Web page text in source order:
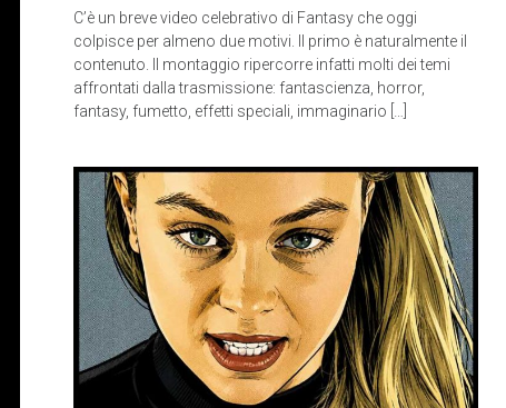
C’è un breve video celebrativo di Fantasy che oggi
colpisce per almeno due motivi. Il primo è naturalmente il
contenuto. Il montaggio ripercorre infatti molti dei temi
affrontati dalla trasmissione: fantascienza, horror,
fantasy, fumetto, effetti speciali, immaginario […]